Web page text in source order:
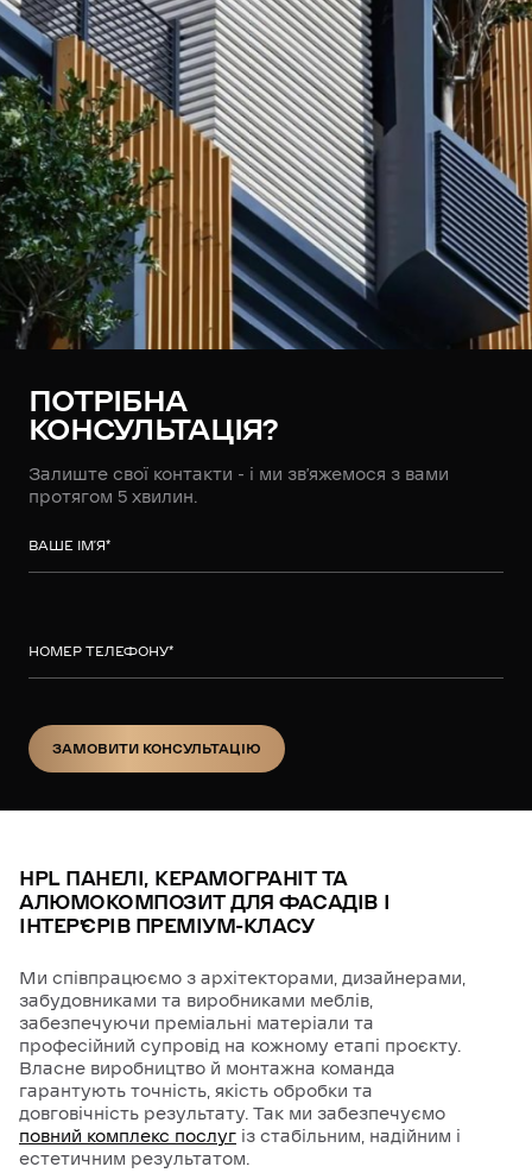
ПОТРІБНА
КОНСУЛЬТАЦІЯ?
Залиште свої контакти - і ми зв’яжемося з вами
протягом 5 хвилин.
ВАШЕ ІМ’Я*
НОМЕР ТЕЛЕФОНУ*
ЗАМОВИТИ КОНСУЛЬТАЦІЮ
HPL ПАНЕЛІ, КЕРАМОГРАНІТ ТА
АЛЮМОКОМПОЗИТ ДЛЯ ФАСАДІВ І
ІНТЕРʼЄРІВ ПРЕМІУМ-КЛАСУ
Ми співпрацюємо з архітекторами, дизайнерами,
забудовниками та виробниками меблів,
забезпечуючи преміальні матеріали та
професійний супровід на кожному етапі проєкту.
Власне виробництво й монтажна команда
гарантують точність, якість обробки та
довговічність результату. Так ми забезпечуємо
повний комплекс послуг із стабільним, надійним і
естетичним результатом.